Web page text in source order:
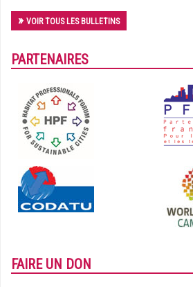
Nos partenaires
Publications et rapports
Documents
Les adhérents
Annuaire
Offres d’emploi
Forum
Actualités
Nous contacter
VOIR TOUS LES BULLETINS
PARTENAIRES
FAIRE UN DON